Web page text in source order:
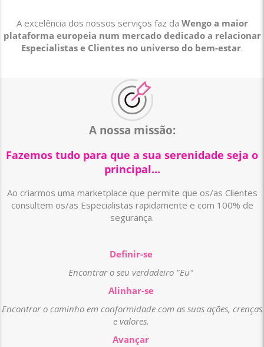
A excelência dos nossos serviços faz da Wengo a maior
plataforma europeia num mercado dedicado a relacionar
Especialistas e Clientes no universo do bem-estar.
A nossa missão:
Fazemos tudo para que a sua serenidade seja o
principal...
Ao criarmos uma marketplace que permite que os/as Clientes
consultem os/as Especialistas rapidamente e com 100% de
segurança.
Definir-se
Encontrar o seu verdadeiro "Eu"
Alinhar-se
Encontrar o caminho em conformidade com as suas ações, crenças
e valores.
Avançar